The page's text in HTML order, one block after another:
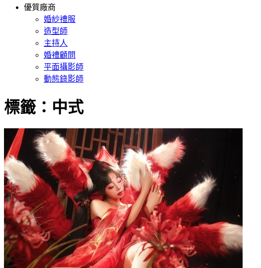
優質廠商
婚紗禮服
造型師
主持人
婚禮顧問
平面攝影師
動態錄影師
標籤：中式